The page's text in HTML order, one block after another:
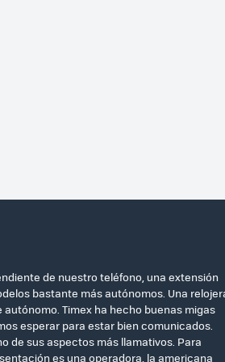
de nuestro teléfono, una extensión
bastante más autónomos. Una
Timex ha hecho buenas migas
esperar para estar bien comunicados.
de sus aspectos más llamativos. Para
es una operadora, la americana